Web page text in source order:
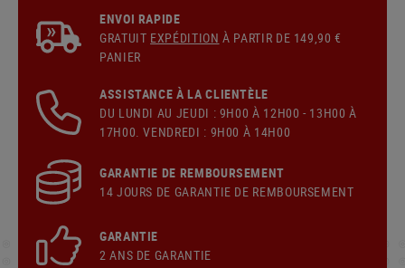
ENVOI RAPIDE
GRATUIT EXPÉDITION À PARTIR DE 149,90 €
PANIER
ASSISTANCE À LA CLIENTÈLE
DU LUNDI AU JEUDI : 9H00 À 12H00 - 13H00 À
17H00. VENDREDI : 9H00 À 14H00
GARANTIE DE REMBOURSEMENT
14 JOURS DE GARANTIE DE REMBOURSEMENT
GARANTIE
2 ANS DE GARANTIE